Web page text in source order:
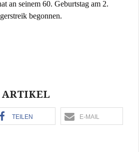
an seinem 60. Geburtstag am 2.
begonnen.
TEILEN E-MAIL